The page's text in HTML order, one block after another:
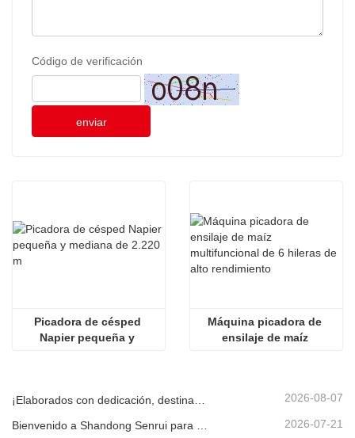
Código de verificación
enviar
Picadora de césped
Napier pequeña y
Máquina picadora de
ensilaje de maíz
2026-08-07
2026-07-21